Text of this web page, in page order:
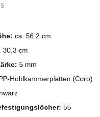
ca. 56,2 cm
30,3 cm
5 mm
Hohlkammerplatten (Coro)
55